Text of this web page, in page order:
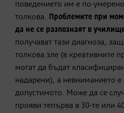
поведението им е по-
толкова. Проблемите при
да не се разпознаят в
получават тази диагноза,
толкова зле (в креативните
могат да бъдат
надарени), а невниманието е
допустимото. Може да се
прояви тепърва в 30-те или